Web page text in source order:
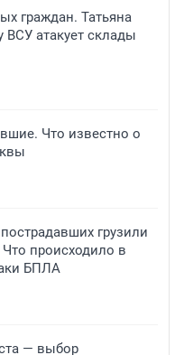
граждан. Татьяна
ВСУ атакует склады
Что известно о
грузили
происходило в
БПЛА
— выбор